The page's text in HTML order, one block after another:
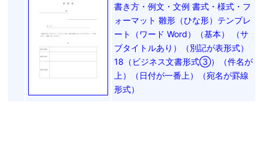
書き方・例文・文例 書式・様式・フ
ォーマット 雛形（ひな形）テンプレ
ート（ワード Word）（基本） （サ
ブタイトルあり）（別記が表形式）
18（ビジネス文書形式③）（件名が
上）（日付が一番上）（宛名が罫線
形式）